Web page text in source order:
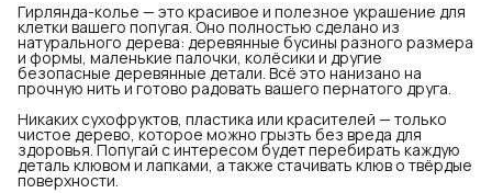
Гирлянда-колье — это красивое и полезное украшение для
клетки вашего попугая. Оно полностью сделано из
натурального дерева: деревянные бусины разного размера
и формы, маленькие палочки, колёсики и другие
безопасные деревянные детали. Всё это нанизано на
прочную нить и готово радовать вашего пернатого друга.
Никаких сухофруктов, пластика или красителей — только
чистое дерево, которое можно грызть без вреда для
здоровья. Попугай с интересом будет перебирать каждую
деталь клювом и лапками, а также стачивать клюв о твёрдые
поверхности.